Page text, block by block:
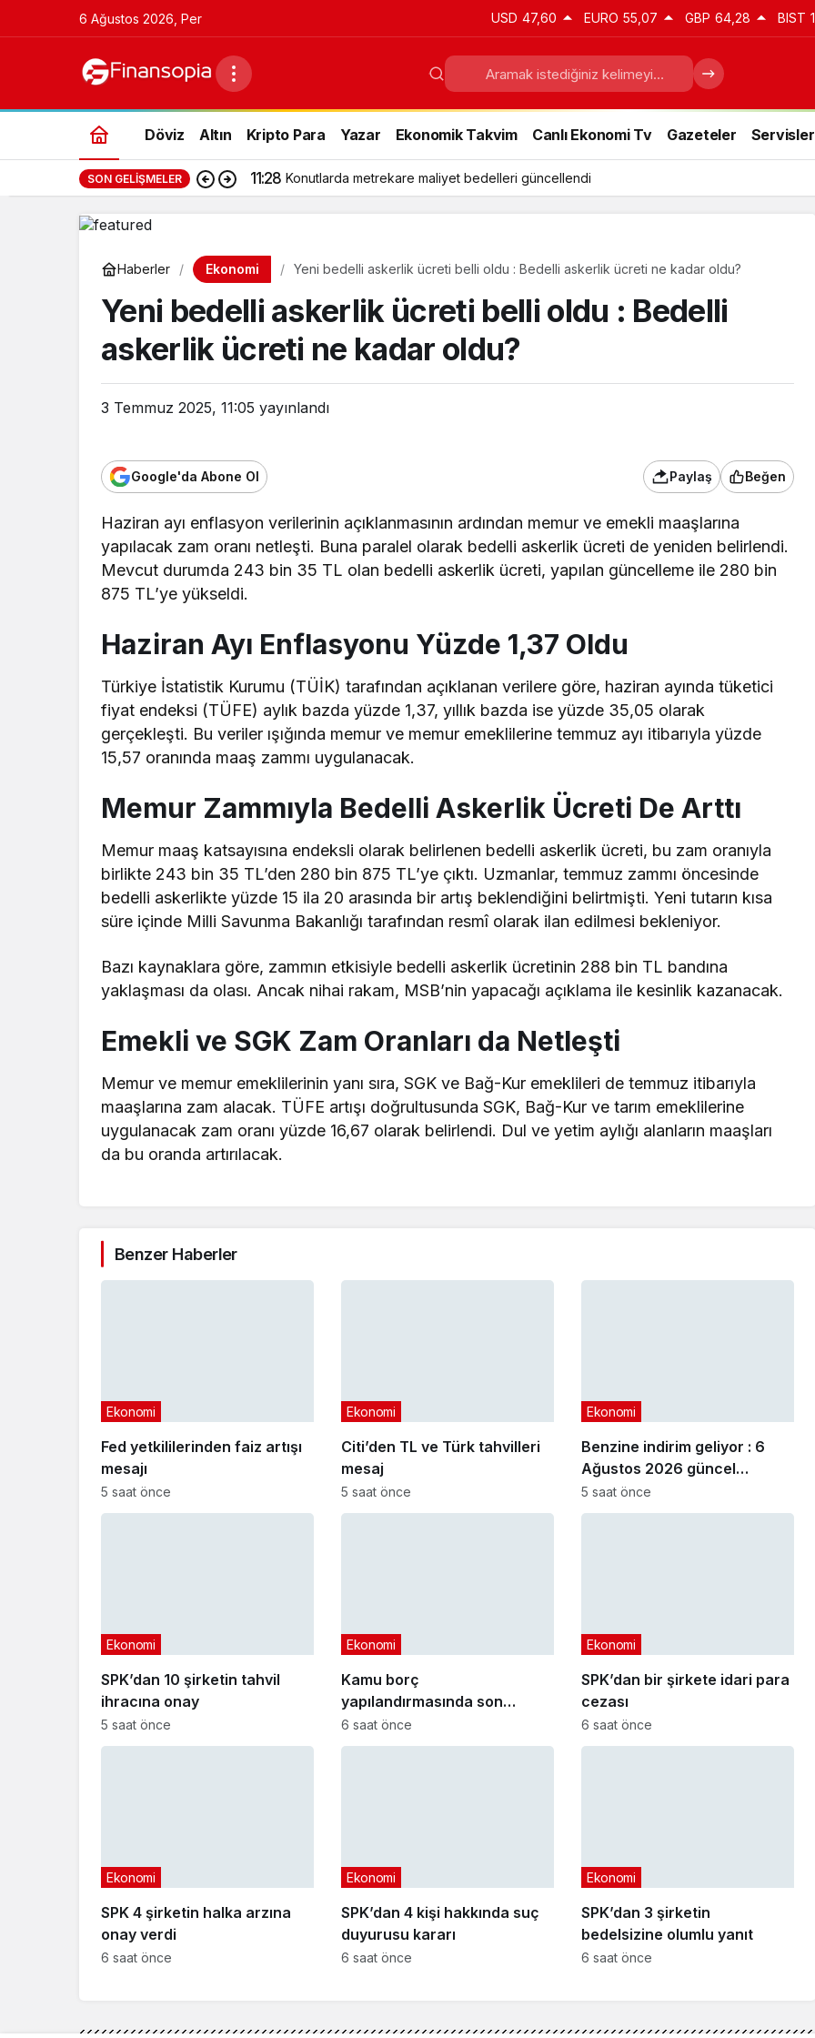
6 Ağustos 2026, Per USD 47,60 EURO 55,07 GBP 64,28 BIST
Döviz Altın Kripto Para Yazar Ekonomik Takvim Canlı Ekonomi Tv Gazeteler Servisler
SON GELIŞMELER 11:28 Konutlarda metrekare maliyet bedelleri güncellendi
Haberler Ekonomi Yeni bedelli askerlik ücreti belli oldu : Bedelli askerlik ücreti ne kadar oldu?
Yeni bedelli askerlik ücreti belli oldu : Bedelli
askerlik ücreti ne kadar oldu?
3 Temmuz 2025, 11:05 yayınlandı
Google'da Abone Ol Paylaş Beğen
Haziran ayı enflasyon verilerinin açıklanmasının ardından memur ve emekli maaşlarına
yapılacak zam oranı netleşti. Buna paralel olarak bedelli askerlik ücreti de yeniden belirlendi.
Mevcut durumda 243 bin 35 TL olan bedelli askerlik ücreti, yapılan güncelleme ile 280 bin
875 TL’ye yükseldi.
Haziran Ayı Enflasyonu Yüzde 1,37 Oldu
Türkiye İstatistik Kurumu (TÜİK) tarafından açıklananverilere göre, haziran ayında tüketici
fiyat endeksi (TÜFE) aylık bazda yüzde 1,37, yıllık bazda ise yüzde 35,05 olarak
gerçekleşti. Bu veriler ışığında memur ve memur emeklilerine temmuz ayı itibarıyla yüzde
15,57 oranında maaş zammı uygulanacak.
Memur Zammıyla Bedelli Askerlik Ücreti De Arttı
Memur maaş katsayısına endeksli olarak belirlenen bedelli askerlik ücreti, bu zam oranıyla
birlikte 243 bin 35 TL’den 280 bin 875 TL’ye çıktı. Uzmanlar, temmuz zammı öncesinde
bedelli askerlikte yüzde 15 ila 20 arasında bir artış beklendiğini belirtmişti. Yeni tutarın kısa
süre içinde Milli Savunma Bakanlığı tarafından resmî olarak ilan edilmesi bekleniyor.
Bazı kaynaklara göre, zammın etkisiyle bedelli askerlik ücretinin 288 bin TL bandına
yaklaşması da olası. Ancak nihai rakam, MSB’nin yapacağı açıklama ile kesinlik kazanacak.
Emekli ve SGK Zam Oranları da Netleşti
Memur ve memur emeklilerinin yanı sıra, SGK ve Bağ-Kur emeklileri de temmuz itibarıyla
maaşlarına zam alacak. TÜFE artışı doğrultusunda SGK, Bağ-Kur ve tarım emeklilerine
uygulanacak zam oranı yüzde 16,67 olarak belirlendi. Dul ve yetim aylığı alanların maaşları
da bu oranda artırılacak.
Benzer Haberler
Fed yetkililerinden faiz artışı
mesajı
Ekonomi
5 saat önce
Citi’den TL ve Türk tahvilleri
mesaj
Ekonomi
5 saat önce
Benzine indirim geliyor : 6
Ağustos 2026 güncel
akaryakıt fiyatları
Ekonomi
5 saat önce
SPK’dan 10 şirketin tahvil
ihracına onay
Ekonomi
5 saat önce
Kamu borç
yapılandırmasında son
başvuru tarihi yaklaşıyor
Ekonomi
6 saat önce
SPK’dan bir şirkete idari para
cezası
Ekonomi
6 saat önce
SPK 4 şirketin halka arzına
onay verdi
Ekonomi
6 saat önce
SPK’dan 4 kişi hakkında suç
duyurusu kararı
Ekonomi
6 saat önce
SPK’dan 3 şirketin
bedelsizine olumlu yanıt
Ekonomi
6 saat önce